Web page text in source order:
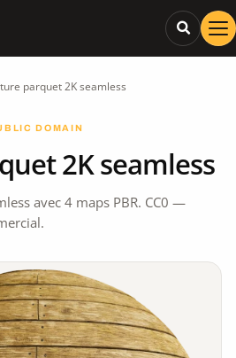
parquet 2K seamless
DOMAIN
2K seamless
avec 4 maps PBR. CC0 —